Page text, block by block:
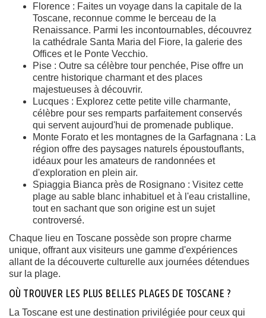
Florence : Faites un voyage dans la capitale de la
Toscane, reconnue comme le berceau de la
Renaissance. Parmi les incontournables, découvrez
la cathédrale Santa Maria del Fiore, la galerie des
Offices et le Ponte Vecchio.
Pise : Outre sa célèbre tour penchée, Pise offre un
centre historique charmant et des places
majestueuses à découvrir.
Lucques : Explorez cette petite ville charmante,
célèbre pour ses remparts parfaitement conservés
qui servent aujourd'hui de promenade publique.
Monte Forato et les montagnes de la Garfagnana : La
région offre des paysages naturels époustouflants,
idéaux pour les amateurs de randonnées et
d'exploration en plein air.
Spiaggia Bianca près de Rosignano : Visitez cette
plage au sable blanc inhabituel et à l'eau cristalline,
tout en sachant que son origine est un sujet
controversé.
Chaque lieu en Toscane possède son propre charme
unique, offrant aux visiteurs une gamme d'expériences
allant de la découverte culturelle aux journées détendues
sur la plage.
OÙ TROUVER LES PLUS BELLES PLAGES DE TOSCANE ?
La Toscane est une destination privilégiée pour ceux qui